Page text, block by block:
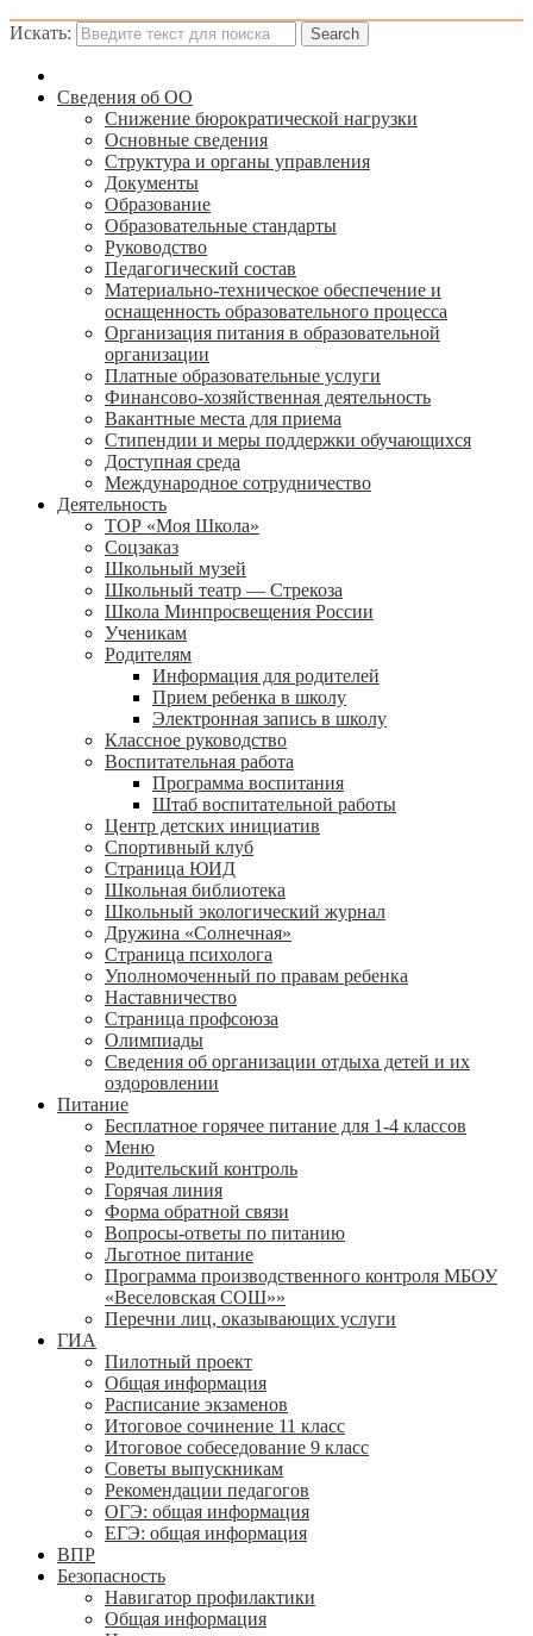
Искать:
Сведения об ОО
Снижение бюрократической нагрузки
Основные сведения
Структура и органы управления
Документы
Образование
Образовательные стандарты
Руководство
Педагогический состав
Материально-техническое обеспечение и
оснащенность образовательного процесса
Организация питания в образовательной
организации
Платные образовательные услуги
Финансово-хозяйственная деятельность
Вакантные места для приема
Стипендии и меры поддержки обучающихся
Доступная среда
Международное сотрудничество
Деятельность
ТОР «Моя Школа»
Соцзаказ
Школьный музей
Школьный театр — Стрекоза
Школа Минпросвещения России
Ученикам
Родителям
Информация для родителей
Прием ребенка в школу
Электронная запись в школу
Классное руководство
Воспитательная работа
Программа воспитания
Штаб воспитательной работы
Центр детских инициатив
Спортивный клуб
Страница ЮИД
Школьная библиотека
Школьный экологический журнал
Дружина «Солнечная»
Страница психолога
Уполномоченный по правам ребенка
Наставничество
Страница профсоюза
Олимпиады
Сведения об организации отдыха детей и их
оздоровлении
Питание
Бесплатное горячее питание для 1-4 классов
Меню
Родительский контроль
Горячая линия
Форма обратной связи
Вопросы-ответы по питанию
Льготное питание
Программа производственного контроля МБОУ
«Веселовская СОШ»»
Перечни лиц, оказывающих услуги
ГИА
Пилотный проект
Общая информация
Расписание экзаменов
Итоговое сочинение 11 класс
Итоговое собеседование 9 класс
Советы выпускникам
Рекомендации педагогов
ОГЭ: общая информация
ЕГЭ: общая информация
ВПР
Безопасность
Навигатор профилактики
Общая информация